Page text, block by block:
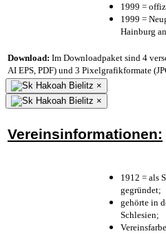
1999 =
1999 =
Hainburg
Download: Im Downloadpaket sind 4
AI EPS, PDF) und 3 Pixelgrafikformate
×
×
Vereinsinformationen:
1912 = als
gegründet;
gehörte in
Schlesien;